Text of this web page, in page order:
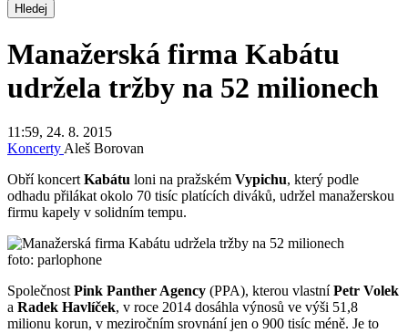
Hledej
Manažerská firma Kabátu
udržela tržby na 52 milionech
11:59, 24. 8. 2015
KoncertyAleš Borovan
Obří koncertKabátu loni na pražském Vypichu, který podle
odhadu přilákat okolo 70 tisíc platících diváků, udržel manažerskou
firmu kapely v solidním tempu.
foto: parlophone
SpolečnostPink Panther Agency (PPA), kterou vlastníPetr Volek
a Radek Havlíček, v roce 2014 dosáhla výnosů ve výši 51,8
milionu korun, v meziročním srovnání jen o 900 tisíc méně. Je to